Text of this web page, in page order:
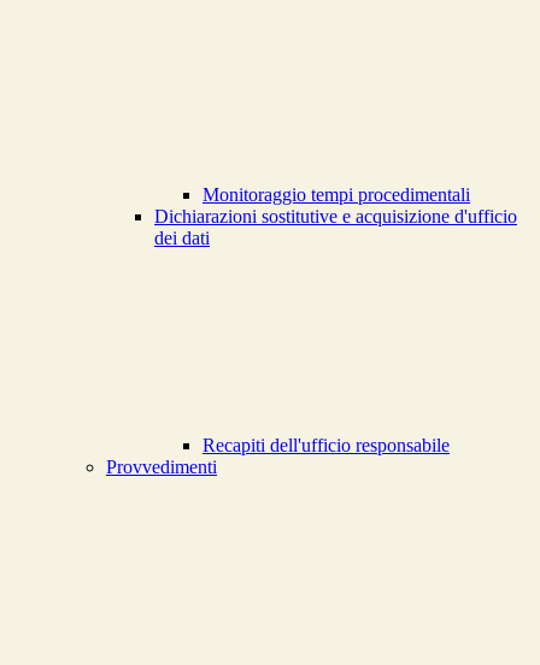
Monitoraggio tempi procedimentali
Dichiarazioni sostitutive e acquisizione d'ufficio
dei dati
Recapiti dell'ufficio responsabile
Provvedimenti